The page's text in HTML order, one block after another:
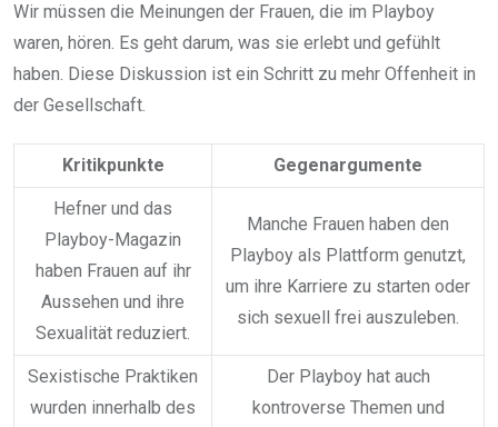
Wir müssen die Meinungen der Frauen, die im Playboy
waren, hören. Es geht darum, was sie erlebt und gefühlt
haben. Diese Diskussion ist ein Schritt zu mehr Offenheit in
der Gesellschaft.
Kritikpunkte Gegenargumente
Hefner und das
Playboy-Magazin
haben Frauen auf ihr
Aussehen und ihre
Sexualität reduziert.
Manche Frauen haben den
Playboy als Plattform genutzt,
um ihre Karriere zu starten oder
sich sexuell frei auszuleben.
Sexistische Praktiken
wurden innerhalb des
Der Playboy hat auch
kontroverse Themen und